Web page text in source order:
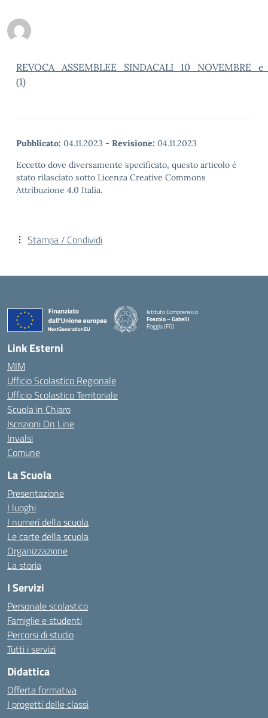
(1)
Pubblicato: 04.11.2023 - Revisione: 04.11.2023
Eccetto dove diversamente specificato, questo articolo è
stato rilasciato sotto Licenza Creative Commons
Attribuzione 4.0 Italia.
Stampa / Condividi
Istituto Comprensivo
Foscolo – Gabelli
Foggia (FG)
— Visita la pagina iniziale della scuola
Link Esterni
MIM
Ufficio Scolastico Regionale
Ufficio Scolastico Territoriale
Scuola in Chiaro
Iscrizioni On Line
Invalsi
Comune
La Scuola
Presentazione
I luoghi
I numeri della scuola
Le carte della scuola
Organizzazione
La storia
I Servizi
Personale scolastico
Famiglie e studenti
Percorsi di studio
Tutti i servizi
Didattica
Offerta formativa
I progetti delle classi